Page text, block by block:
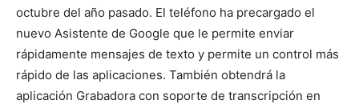
octubre del año pasado. El teléfono ha precargado el
nuevo Asistente de Google que le permite enviar
rápidamente mensajes de texto y permite un control más
rápido de las aplicaciones. También obtendrá la
aplicación Grabadora con soporte de transcripción en